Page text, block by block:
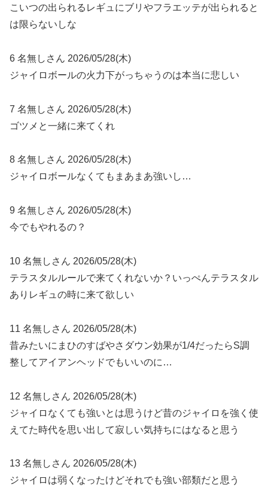
こいつの出られるレギュにブリやフラエッテが出られると
は限らないしな
6 名無しさん 2026/05/28(木)
ジャイロボールの火力下がっちゃうのは本当に悲しい
7 名無しさん 2026/05/28(木)
ゴツメと一緒に来てくれ
8 名無しさん 2026/05/28(木)
ジャイロボールなくてもまあまあ強いし…
9 名無しさん 2026/05/28(木)
今でもやれるの？
10 名無しさん 2026/05/28(木)
テラスタルルールで来てくれないか？いっぺんテラスタル
ありレギュの時に来て欲しい
11 名無しさん 2026/05/28(木)
昔みたいにまひのすばやさダウン効果が1/4だったらS調
整してアイアンヘッドでもいいのに…
12 名無しさん 2026/05/28(木)
ジャイロなくても強いとは思うけど昔のジャイロを強く使
えてた時代を思い出して寂しい気持ちにはなると思う
13 名無しさん 2026/05/28(木)
ジャイロは弱くなったけどそれでも強い部類だと思う